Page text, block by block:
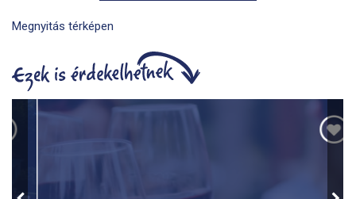
Megnyitás térképen